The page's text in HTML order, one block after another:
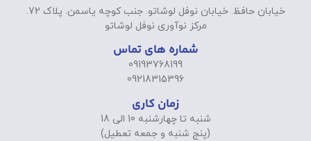
خیابان حافظ. خیابان نوفل لوشاتو. جنب کوچه یاسمن. پلاک 72.
مرکز نوآوری نوفل لوشاتو
شماره های تماس
09193768199
09218315396
زمان کاری
شنبه تا چهارشنبه 10 الی 18
(پنج شنبه و جمعه تعطیل)